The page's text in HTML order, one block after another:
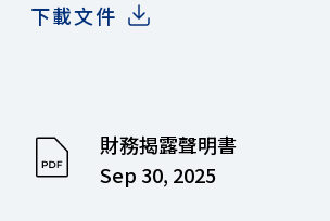
下載文件
財務揭露聲明書
Sep 30, 2025